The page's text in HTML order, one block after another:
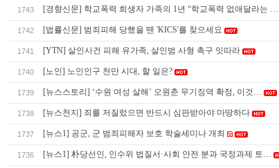
1743 [경향신문] 학교폭력 희생자 가족의 1년 “학교폭력 없애달라는 …
1742 [법률신문] 범죄피해 당했을 땐 'KICS'를 찾으세요
1741 [YTN] 살인사건 피해 유가족, 살인범 사형 촉구 잇따라
1740 [노인] 노인인구 천만 시대, 할 일은?
1739 [뉴스스토리] ‘수원 여성 살해’ 오원춘 무기징역 확정, 이것…
1738 [뉴스천지] 죄를 저질렀으면 반드시 심판받아야 마땅하다
1737 [뉴스1] 공군, 군 범죄피해자 보호 학술세미나 개최
1736 [뉴스1] 朴당선인, 인수위 법질서·사회 안전 분과 국정과제 토…